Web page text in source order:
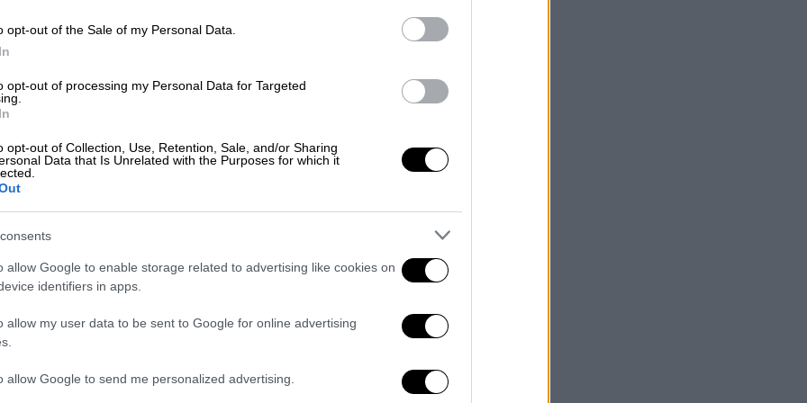
opt-out of the Sale of my Personal Data.
opt-out of processing my Personal Data for Targeted
opt-out of Collection, Use, Retention, Sale, and/or Sharing
Data that Is Unrelated with the Purposes for which it
allow Google to enable storage related to advertising like cookies on
identifiers in apps.
allow my user data to be sent to Google for online advertising
allow Google to send me personalized advertising.
Αποκαλυπτήρια για το λογότυπο
έναρξη λειτουργίας
Columbia Pictures: Αλλάζει το
πώς θα είναι το καινούργιο